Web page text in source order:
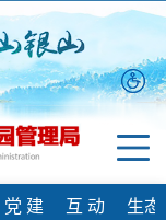
党 建 互 动
生